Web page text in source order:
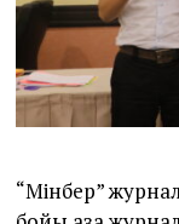
“Мінбер”